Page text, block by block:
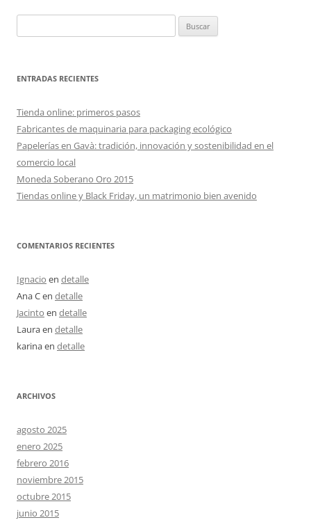
ENTRADAS RECIENTES
Tienda online: primeros pasos
Fabricantes de maquinaria para packaging ecológico
Papelerías en Gavà: tradición, innovación y sostenibilidad en el
comercio local
Moneda Soberano Oro 2015
Tiendas online y Black Friday, un matrimonio bien avenido
COMENTARIOS RECIENTES
Ignacio en detalle
Ana Cen detalle
Jacinto en detalle
Lauraen detalle
karinaen detalle
ARCHIVOS
agosto 2025
enero 2025
febrero 2016
noviembre 2015
octubre 2015
junio 2015